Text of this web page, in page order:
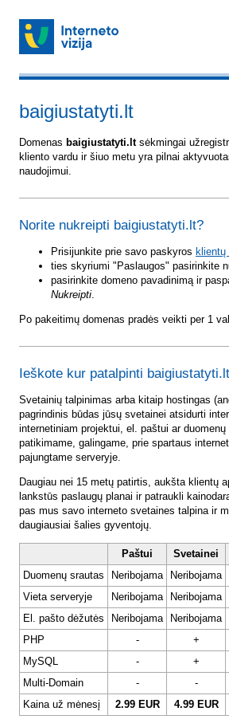
baigiustatyti.lt
Domenas baigiustatyti.ltsėkmingai
kliento vardu ir šiuo metu yra pilnai
naudojimui.
Norite nukreipti baigiustatyti.lt?
Prisijunkite prie savo paskyros
ties skyriumi "Paslaugos" pasirinkite
pasirinkite domeno pavadinimą ir
Nukreipti.
Po pakeitimų domenas pradės veikti per 1
Ieškote kur patalpinti
Svetainių talpinimas arba kitaip hostingas
pagrindinis būdas jūsų svetainei atsidurti
internetiniam projektui, el. paštui ar
patikimame, galingame, prie spartaus
pajungtame serveryje.
Daugiau nei 15 metų patirtis, aukšta klientų
lankstūs paslaugų planai ir patraukli
pas mus savo interneto svetaines talpina ir
daugiausiai šalies gyventojų.
Paštui Svetainei
Duomenų srautas
Neribojama Neribojama
Vieta serveryje
Neribojama Neribojama
El. pašto dėžutės
Neribojama Neribojama
PHP
- +
MySQL
- +
Multi-Domain
- -
Kaina už mėnesį
2.99 EUR 4.99 EUR